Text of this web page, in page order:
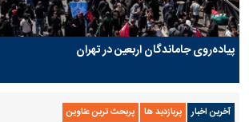
پیاده‌روی جاماندگان اربعین در تهران
آخرین اخبار پربازدید ها پربحث ترین عناوین